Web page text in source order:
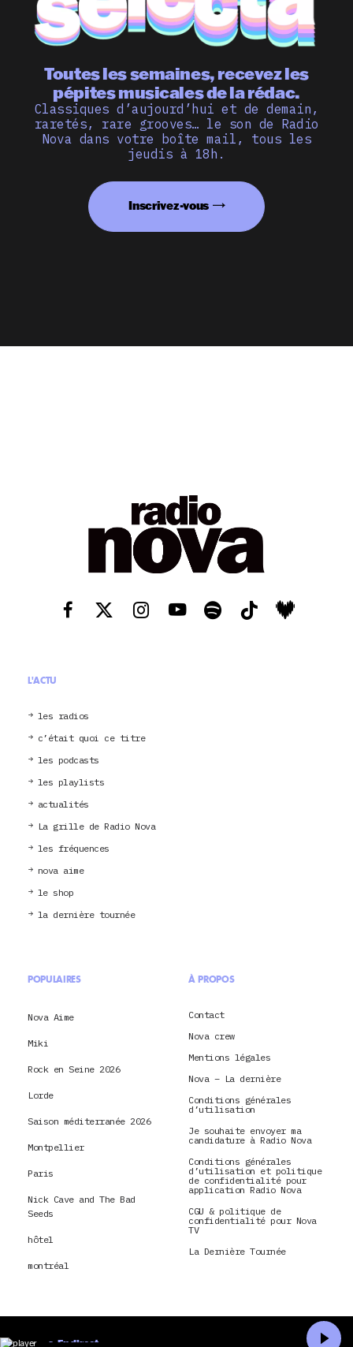
Toutes les semaines, recevez les
pépites musicales de la rédac.
Classiques d’aujourd’hui et de demain,
raretés, rare grooves… le son de Radio
Nova dans votre boîte mail, tous les
jeudis à 18h.
Inscrivez-vous
L'ACTU
les radios
c’était quoi ce titre
les podcasts
les playlists
actualités
La grille de Radio Nova
les fréquences
nova aime
le shop
la dernière tournée
POPULAIRES
Nova Aime
Miki
Rock en Seine 2026
Lorde
Saison méditerranée 2026
Montpellier
Paris
Nick Cave and The Bad
Seeds
hôtel
montréal
À PROPOS
Contact
Nova crew
Mentions légales
Nova – La dernière
Conditions générales
d’utilisation
Je souhaite envoyer ma
candidature à Radio Nova
Conditions générales
d’utilisation et politique
de confidentialité pour
application Radio Nova
CGU & politique de
confidentialité pour Nova
TV
La Dernière Tournée
En direct